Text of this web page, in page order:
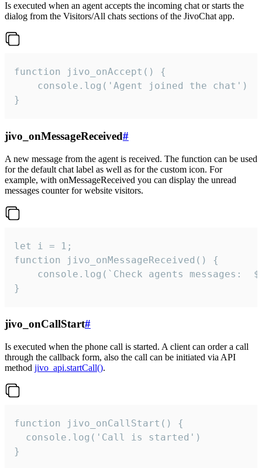
Is executed when an agent accepts the incoming chat or starts the
dialog from the Visitors/All chats sections of the JivoChat app.
function jivo_onAccept() {
}
jivo_onMessageReceived#
A new message from the agent is received. The function can be used
for the default chat label as well as for the custom icon. For
example, with onMessageReceived you can display the unread
messages counter for website visitors.
let i = 1;
function jivo_onMessageReceived() {
}
jivo_onCallStart#
Is executed when the phone call is started. A client can order a call
through the callback form, also the call can be initiated via API
method jivo_api.startCall().
function jivo_onCallStart() {
  console.log('Call is started')
}